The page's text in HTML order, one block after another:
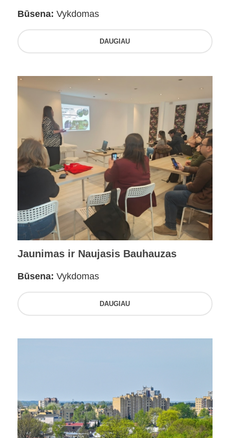
Būsena: Vykdomas
DAUGIAU
Jaunimas ir Naujasis Bauhauzas
Būsena: Vykdomas
DAUGIAU